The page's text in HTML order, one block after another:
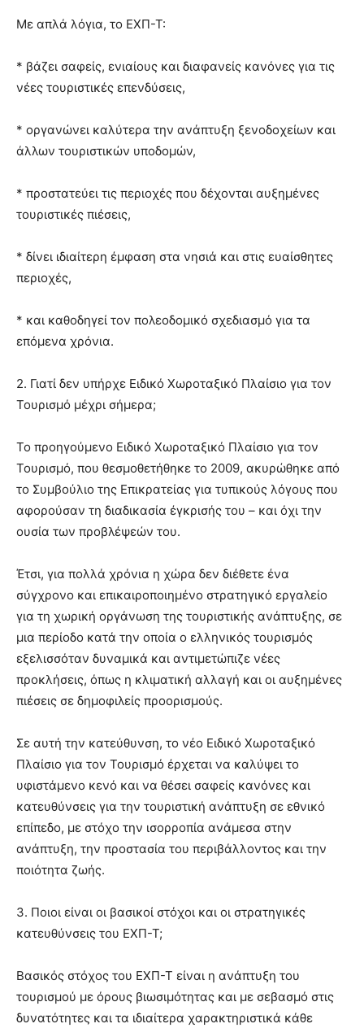
Με απλά λόγια, το ΕΧΠ-Τ:
* βάζει σαφείς, ενιαίους και διαφανείς κανόνες για τις
νέες τουριστικές επενδύσεις,
* οργανώνει καλύτερα την ανάπτυξη ξενοδοχείων και
άλλων τουριστικών υποδομών,
* προστατεύει τις περιοχές που δέχονται αυξημένες
τουριστικές πιέσεις,
* δίνει ιδιαίτερη έμφαση στα νησιά και στις ευαίσθητες
περιοχές,
* και καθοδηγεί τον πολεοδομικό σχεδιασμό για τα
επόμενα χρόνια.
2. Γιατί δεν υπήρχε Ειδικό Χωροταξικό Πλαίσιο για τον
Τουρισμό μέχρι σήμερα;
Το προηγούμενο Ειδικό Χωροταξικό Πλαίσιο για τον
Τουρισμό, που θεσμοθετήθηκε το 2009, ακυρώθηκε από
το Συμβούλιο της Επικρατείας για τυπικούς λόγους που
αφορούσαν τη διαδικασία έγκρισής του – και όχι την
ουσία των προβλέψεών του.
Έτσι, για πολλά χρόνια η χώρα δεν διέθετε ένα
σύγχρονο και επικαιροποιημένο στρατηγικό εργαλείο
για τη χωρική οργάνωση της τουριστικής ανάπτυξης, σε
μια περίοδο κατά την οποία ο ελληνικός τουρισμός
εξελισσόταν δυναμικά και αντιμετώπιζε νέες
προκλήσεις, όπως η κλιματική αλλαγή και οι αυξημένες
πιέσεις σε δημοφιλείς προορισμούς.
Σε αυτή την κατεύθυνση, το νέο Ειδικό Χωροταξικό
Πλαίσιο για τον Τουρισμό έρχεται να καλύψει το
υφιστάμενο κενό και να θέσει σαφείς κανόνες και
κατευθύνσεις για την τουριστική ανάπτυξη σε εθνικό
επίπεδο, με στόχο την ισορροπία ανάμεσα στην
ανάπτυξη, την προστασία του περιβάλλοντος και την
ποιότητα ζωής.
3. Ποιοι είναι οι βασικοί στόχοι και οι στρατηγικές
κατευθύνσεις του ΕΧΠ-Τ;
Βασικός στόχος του ΕΧΠ-Τ είναι η ανάπτυξη του
τουρισμού με όρους βιωσιμότητας και με σεβασμό στις
δυνατότητες και τα ιδιαίτερα χαρακτηριστικά κάθε